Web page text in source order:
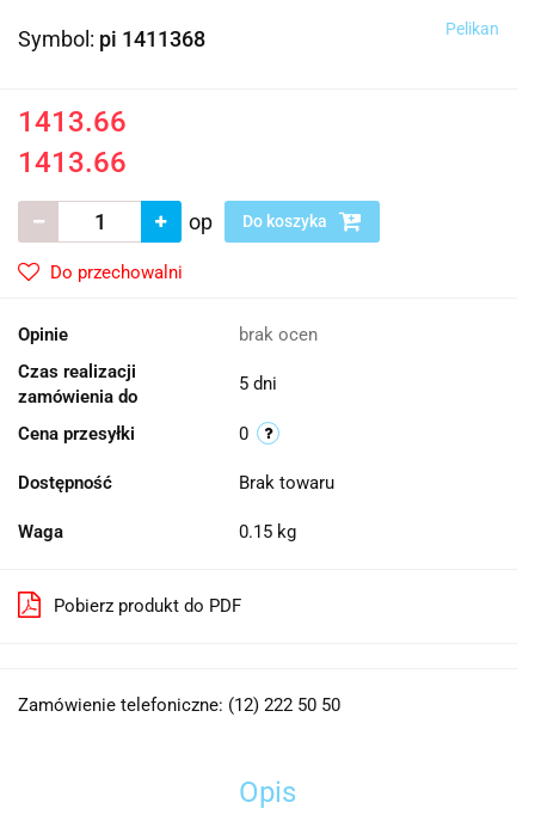
Symbol: pi 1411368 Pelikan
1413.66
1413.66
op Do koszyka
Do przechowalni
Opinie
brak ocen
Czas realizacji
zamówienia do
5 dni
Cena przesyłki 0
Dostępność Brak towaru
Waga 0.15 kg
Pobierz produkt do PDF
Zamówienie telefoniczne: (12) 222 50 50
Opis